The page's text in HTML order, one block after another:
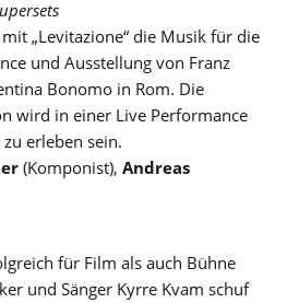
„Levitazione“ die Musik für die
und Ausstellung von Franz
Bonomo in Rom. Die
wird in einer Live Performance
erleben sein.
(Komponist), Andreas
für Film als auch Bühne
und Sänger Kyrre Kvam schuf